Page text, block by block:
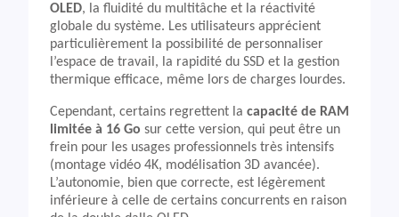
OLED, la fluidité du multitâche et la réactivité
globale du système. Les utilisateurs apprécient
particulièrement la possibilité de personnaliser
l’espace de travail, la rapidité du SSD et la gestion
thermique efficace, même lors de charges lourdes.
Cependant, certains regrettent la capacité de RAM
limitée à 16 Go sur cette version, qui peut être un
frein pour les usages professionnels très intensifs
(montage vidéo 4K, modélisation 3D avancée).
L’autonomie, bien que correcte, est légèrement
inférieure à celle de certains concurrents en raison